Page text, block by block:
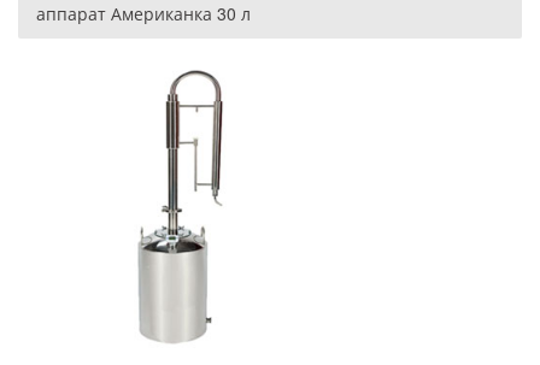
аппарат Американка 30 л